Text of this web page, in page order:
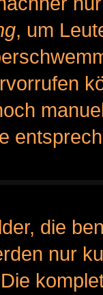
, um
die
nur